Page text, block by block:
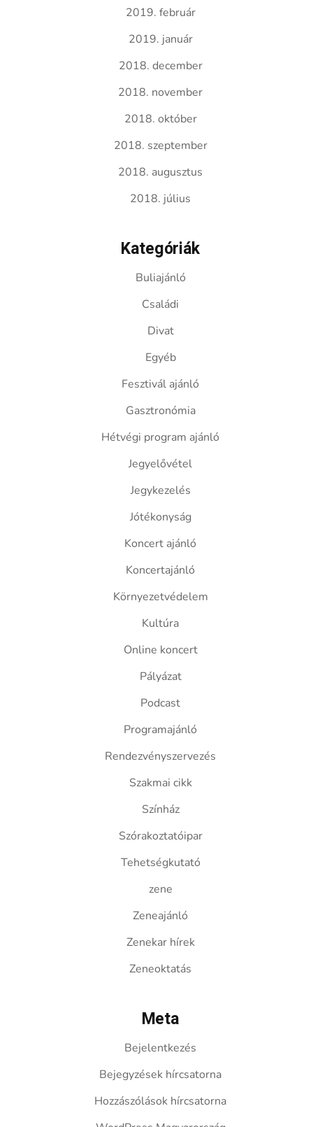
2019. február
2019. január
2018. december
2018. november
2018. október
2018. szeptember
2018. augusztus
2018. július
Kategóriák
Buliajánló
Családi
Divat
Egyéb
Fesztivál ajánló
Gasztronómia
Hétvégi program ajánló
Jegyelővétel
Jegykezelés
Jótékonyság
Koncert ajánló
Koncertajánló
Környezetvédelem
Kultúra
Online koncert
Pályázat
Podcast
Programajánló
Rendezvényszervezés
Szakmai cikk
Színház
Szórakoztatóipar
Tehetségkutató
zene
Zeneajánló
Zenekar hírek
Zeneoktatás
Meta
Bejelentkezés
Bejegyzések hírcsatorna
Hozzászólások hírcsatorna